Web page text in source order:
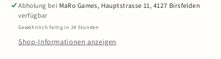
Spider-
Man
-
Play
Spider-
-
Play
Abholung bei MaRo Games, Hauptstrasse 11, 4127 Birsfelden
verfügbar
Gewöhnlich fertig in 24 Stunden
Shop-Informationen anzeigen